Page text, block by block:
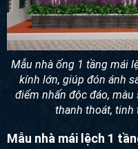
Mẫu nhà ống 1 tầng mái
kính lớn, giúp đón ánh
điểm nhấn độc đáo,
thanh thoát, tinh
Mẫu nhà mái lệch 1